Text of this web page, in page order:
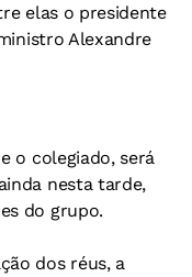
elas o presidente
Alexandre
o colegiado, será
nesta tarde,
do grupo.
dos réus, a